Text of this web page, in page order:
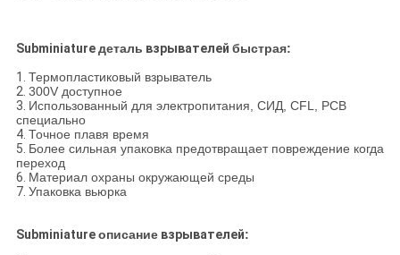
Subminiatureдеталь взрывателей быстрая:
1. Термопластиковый взрыватель
2. 300V доступное
3. Использованный для электропитания, СИД, CFL, PCB
специально
4. Точное плавя время
5. Более сильная упаковка предотвращает повреждение когда
переход
6. Материал охраны окружающей среды
7. Упаковка вьюрка
Subminiatureописаниевзрывателей: